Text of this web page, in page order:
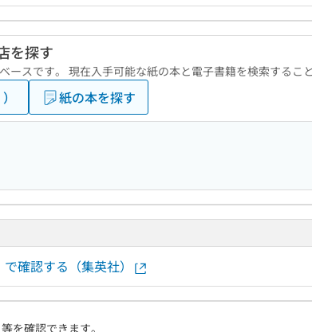
を探す
スです。 現在入手可能な紙の本と電子書籍を検索するこ
紙の本を探す
確認する（集英社）
を確認できます。